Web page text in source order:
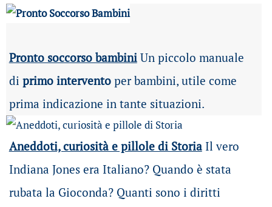
Pronto soccorso bambiniUn piccolo manuale
di primo interventoper bambini, utile come
prima indicazione in tante situazioni.
Aneddoti, curiosità e pillole di Storia Il vero
Indiana Jones era Italiano? Quando è stata
rubata la Gioconda? Quanti sono i diritti